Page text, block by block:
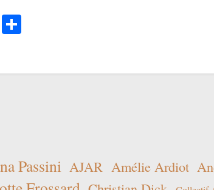
Twitter
Passini AJAR Amélie Ardiot